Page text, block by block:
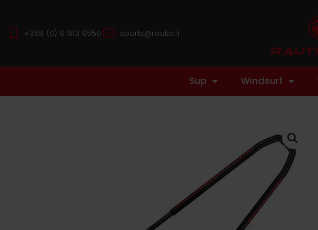
+358 (0) 8 613 9550 sports@rautio.fi
Sup Windsurf